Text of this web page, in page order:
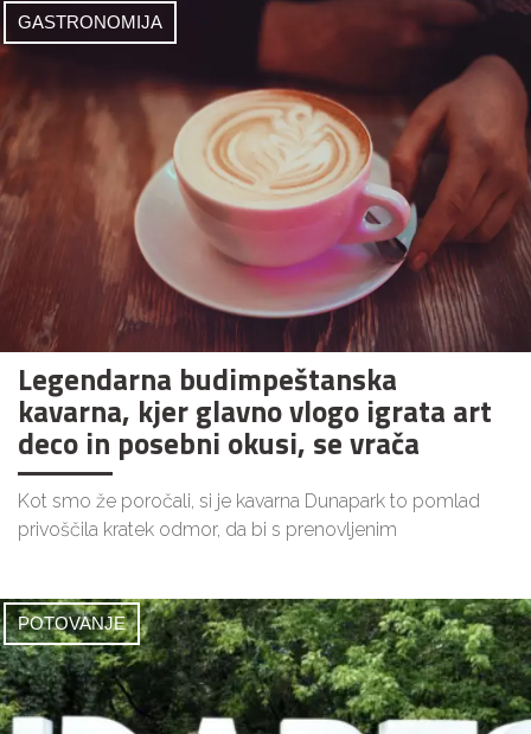
GASTRONOMIJA
Legendarna budimpeštanska
kavarna, kjer glavno vlogo igrata art
deco in posebni okusi, se vrača
Kot smo že poročali, si je kavarna Dunapark to pomlad
privoščila kratek odmor, da bi s prenovljenim
POTOVANJE